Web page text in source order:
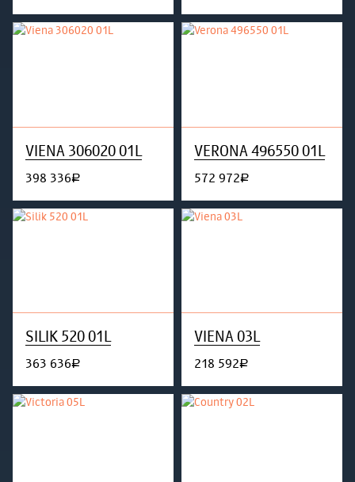
VIENA 306020 01L
398 336руб.
VERONA 496550 01L
572 972руб.
SILIK 520 01L
363 636руб.
VIENA 03L
218 592руб.